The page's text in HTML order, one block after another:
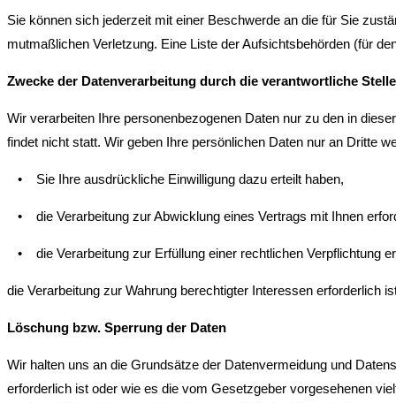
Sie können sich jederzeit mit einer Beschwerde an die für Sie
mutmaßlichen Verletzung. Eine Liste der Aufsichtsbehörden (für
Zwecke der Datenverarbeitung durch die verantwortliche
Wir verarbeiten Ihre personenbezogenen Daten nur zu den in
findet nicht statt. Wir geben Ihre persönlichen Daten nur an Dritte
• Sie Ihre ausdrückliche Einwilligung dazu erteilt haben,
• die Verarbeitung zur Abwicklung eines Vertrags mit Ihnen
• die Verarbeitung zur Erfüllung einer rechtlichen Verpflichtung
die Verarbeitung zur Wahrung berechtigter Interessen erforderlich
Löschung bzw. Sperrung der Daten
Wir halten uns an die Grundsätze der Datenvermeidung und
erforderlich ist oder wie es die vom Gesetzgeber vorgesehenen